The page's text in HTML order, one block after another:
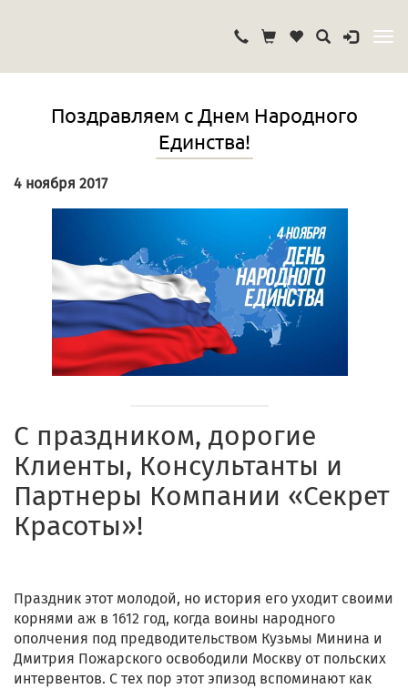
Поздравляем с Днем Народного
Единства!
4 ноября 2017
С праздником, дорогие
Клиенты, Консультанты и
Партнеры Компании «Секрет
Красоты»!
Праздник этот молодой, но история его уходит своими
корнями аж в 1612 год, когда воины народного
ополчения под предводительством Кузьмы Минина и
Дмитрия Пожарского освободили Москву от польских
интервентов. С тех пор этот эпизод вспоминают как